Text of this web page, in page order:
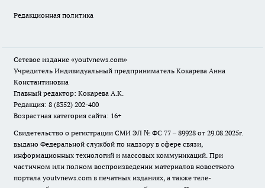
Редакционная политика
Сетевое издание «youtvnews.com»
Учредитель Индивидуальный предприниматель Кокарева Анна
Константиновна
Главный редактор: Кокарева А.К.
Редакция: 8 (8352) 202-400
Возрастная категория сайта: 16+
Свидетельство о регистрации СМИ ЭЛ № ФС 77 – 89928 от 29.08.2025г.
выдано Федеральной службой по надзору в сфере связи,
информационных технологий и массовых коммуникаций. При
частичном или полном воспроизведении материалов новостного
портала youtvnews.com в печатных изданиях, а также теле-